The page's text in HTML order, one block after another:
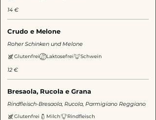
14 €
Crudo e Melone
Roher Schinken und Melone
12 €
Glutenfrei Laktosefrei Schwein
Bresaola, Rucola e Grana
Rindfleisch-Bresaola, Rucola, Parmigiano Reggiano
Glutenfrei Milch Rindfleisch